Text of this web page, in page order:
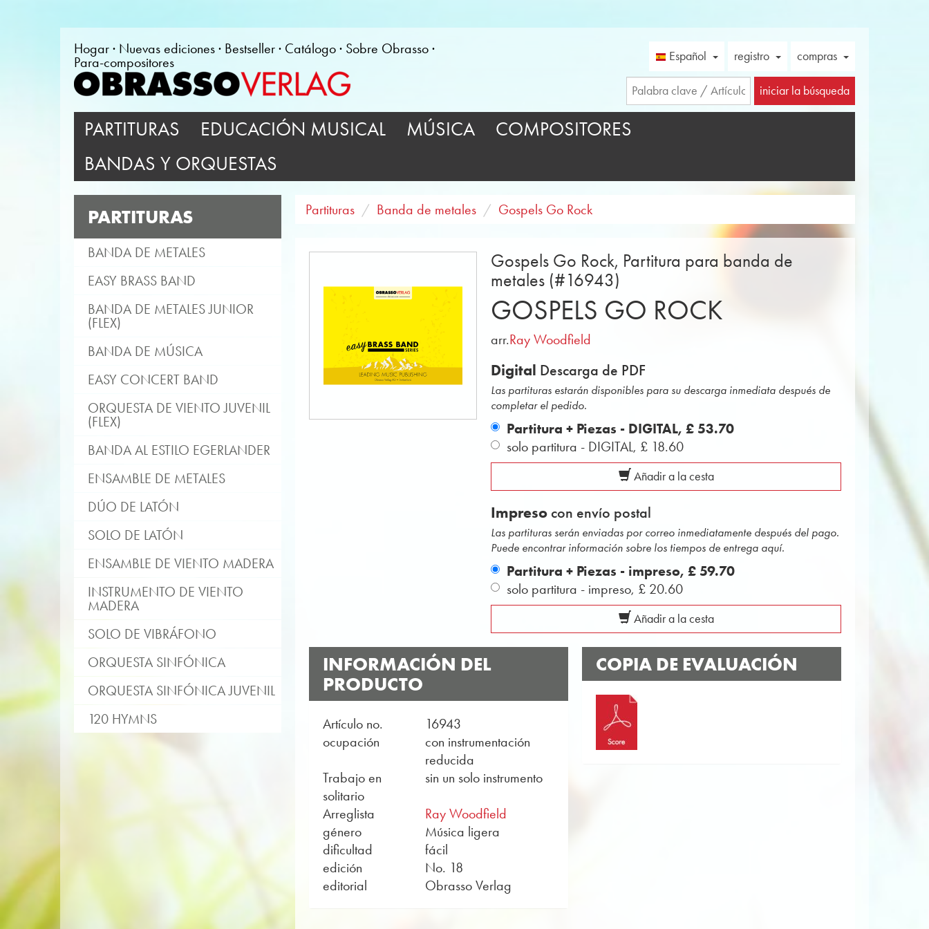
Hogar Nuevas ediciones Bestseller Catálogo
Sobre Obrasso
Para-compositores
Español registro compras
iniciar la búsqueda
PARTITURAS EDUCACIÓN MUSICAL MÚSICA
COMPOSITORES
BANDAS Y ORQUESTAS
PARTITURAS
BANDA DE METALES
EASY BRASS BAND
BANDA DE METALES JUNIOR
(FLEX)
BANDA DE MÚSICA
EASY CONCERT BAND
ORQUESTA DE VIENTO JUVENIL
(FLEX)
BANDA AL ESTILO EGERLANDER
ENSAMBLE DE METALES
DÚO DE LATÓN
SOLO DE LATÓN
ENSAMBLE DE VIENTO MADERA
INSTRUMENTO DE VIENTO
MADERA
SOLO DE VIBRÁFONO
ORQUESTA SINFÓNICA
ORQUESTA SINFÓNICA JUVENIL
120 HYMNS
Partituras Banda de metales Gospels Go Rock
Gospels Go Rock, Partitura para banda de
metales (#16943)
GOSPELS GO ROCK
arr.Ray Woodfield
Digital Descarga de PDF
Las partituras estarán disponibles para su descarga inmediata después de
completar el pedido.
Partitura + Piezas - DIGITAL,£ 53.70
solo partitura - DIGITAL, £ 18.60
Añadir a la cesta
Impreso con envío postal
Las partituras serán enviadas por correo inmediatamente después del pago.
Puede encontrar información sobre los tiempos de entrega aquí.
Partitura + Piezas - impreso,£ 59.70
solo partitura - impreso, £ 20.60
Añadir a la cesta
INFORMACIÓN DEL
PRODUCTO
Artículo no.
16943
ocupación
con instrumentación
reducida
Trabajo en
solitario
sin un solo instrumento
Arreglista
Ray Woodfield
género
Música ligera
dificultad
fácil
edición
No. 18
editorial
Obrasso Verlag
COPIA DE EVALUACIÓN